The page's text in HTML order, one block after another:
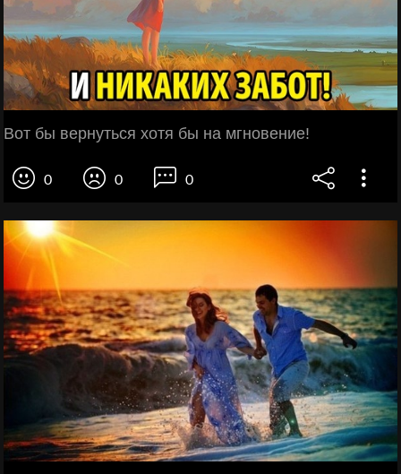
Вот бы вернуться хотя бы на мгновение!
0 0 0